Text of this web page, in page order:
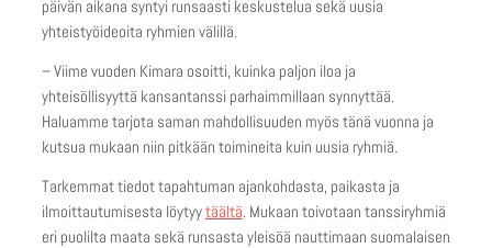
päivän aikana syntyi runsaasti keskustelua sekä uusia
yhteistyöideoita ryhmien välillä.
– Viime vuoden Kimara osoitti, kuinka paljon iloa ja
yhteisöllisyyttä kansantanssi parhaimmillaan synnyttää.
Haluamme tarjota saman mahdollisuuden myös tänä vuonna ja
kutsua mukaan niin pitkään toimineita kuin uusia ryhmiä.
Tarkemmat tiedot tapahtuman ajankohdasta, paikasta ja
ilmoittautumisesta löytyytäältä. Mukaan toivotaan tanssiryhmiä
eri puolilta maata sekä runsasta yleisöä nauttimaan suomalaisen